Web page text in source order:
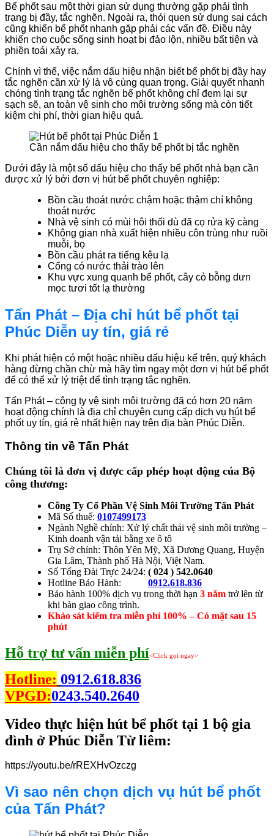
Bể phốt sau một thời gian sử dụng thường gặp phải tình
trạng bị đầy, tắc nghẽn. Ngoài ra, thói quen sử dụng sai cách
cũng khiến bể phốt nhanh gặp phải các vấn đề. Điều này
khiến cho cuộc sống sinh hoạt bị đảo lộn, nhiều bất tiện và
phiền toái xảy ra.
Chính vì thế, việc nắm dấu hiệu nhận biết bể phốt bị đầy hay
tắc nghẽn cần xử lý là vô cùng quan trọng. Giải quyết nhanh
chóng tình trạng tắc nghẽn bể phốt không chỉ đem lại sự
sạch sẽ, an toàn vệ sinh cho môi trường sống mà còn tiết
kiệm chi phí, thời gian hiệu quả.
Cần nắm dấu hiệu cho thấy bể phốt bị tắc nghẽn
Dưới đây là một số dấu hiệu cho thấy bể phốt nhà bạn cần
được xử lý bởi đơn vị hút bể phốt chuyên nghiệp:
Bồn cầu thoát nước chậm hoặc thậm chí không
thoát nước
Nhà vệ sinh có mùi hôi thối dù đã cọ rửa kỹ càng
Không gian nhà xuất hiện nhiều côn trùng như ruồi
muỗi, bọ
Bồn cầu phát ra tiếng kêu lạ
Cống có nước thải trào lên
Khu vực xung quanh bể phốt, cây cỏ bỗng dưn
mọc tươi tốt lạ thường
Tấn Phát – Địa chỉ hút bể phốt tại
Phúc Diễn uy tín, giá rẻ
Khi phát hiện có một hoặc nhiều dấu hiệu kể trên, quý khách
hàng đừng chần chừ mà hãy tìm ngay một đơn vị hút bể phốt
để có thể xử lý triệt để tình trạng tắc nghẽn.
Tấn Phát – công ty vệ sinh môi trường đã có hơn 20 năm
hoạt động chính là địa chỉ chuyên cung cấp dịch vụ hút bể
phốt uy tín, giá rẻ nhất hiện nay trên địa bàn Phúc Diễn.
Thông tin về Tấn Phát
Chúng tôi là đơn vị được cấp phép hoạt động của Bộ
công thương:
Công Ty Cổ Phần Vệ Sinh Môi Trường Tấn Phát
Mã Số thuế: 0107499173
Ngành Nghề chính: Xử lý chất thải vệ sinh môi trường –
Kinh doanh vận tải bằng xe ô tô
Trụ Sở chính: Thôn Yên Mỹ, Xã Dương Quang, Huyện
Gia Lâm, Thành phố Hà Nội, Việt Nam.
Số Tổng Đài Trực 24/24: ( 024 ) 542.0640
Hotline Bảo Hành: 0912.618.836
Bảo hành 100% dịch vụ trong thời hạn 3 năm trở lên từ
khi bàn giao công trình.
Khảo sát kiểm tra miễn phí 100% – Có mặt sau 15
phút
Hỗ trợ tư vấn miễn phí<Click gọi ngay>
Hotline: 0912.618.836
VPGD:0243.540.2640
Video thực hiện hút bể phốt tại 1 bộ gia
đình ở Phúc Diễn Từ liêm:
https://youtu.be/rREXHvOzczg
Vì sao nên chọn dịch vụ hút bể phốt
của Tấn Phát?